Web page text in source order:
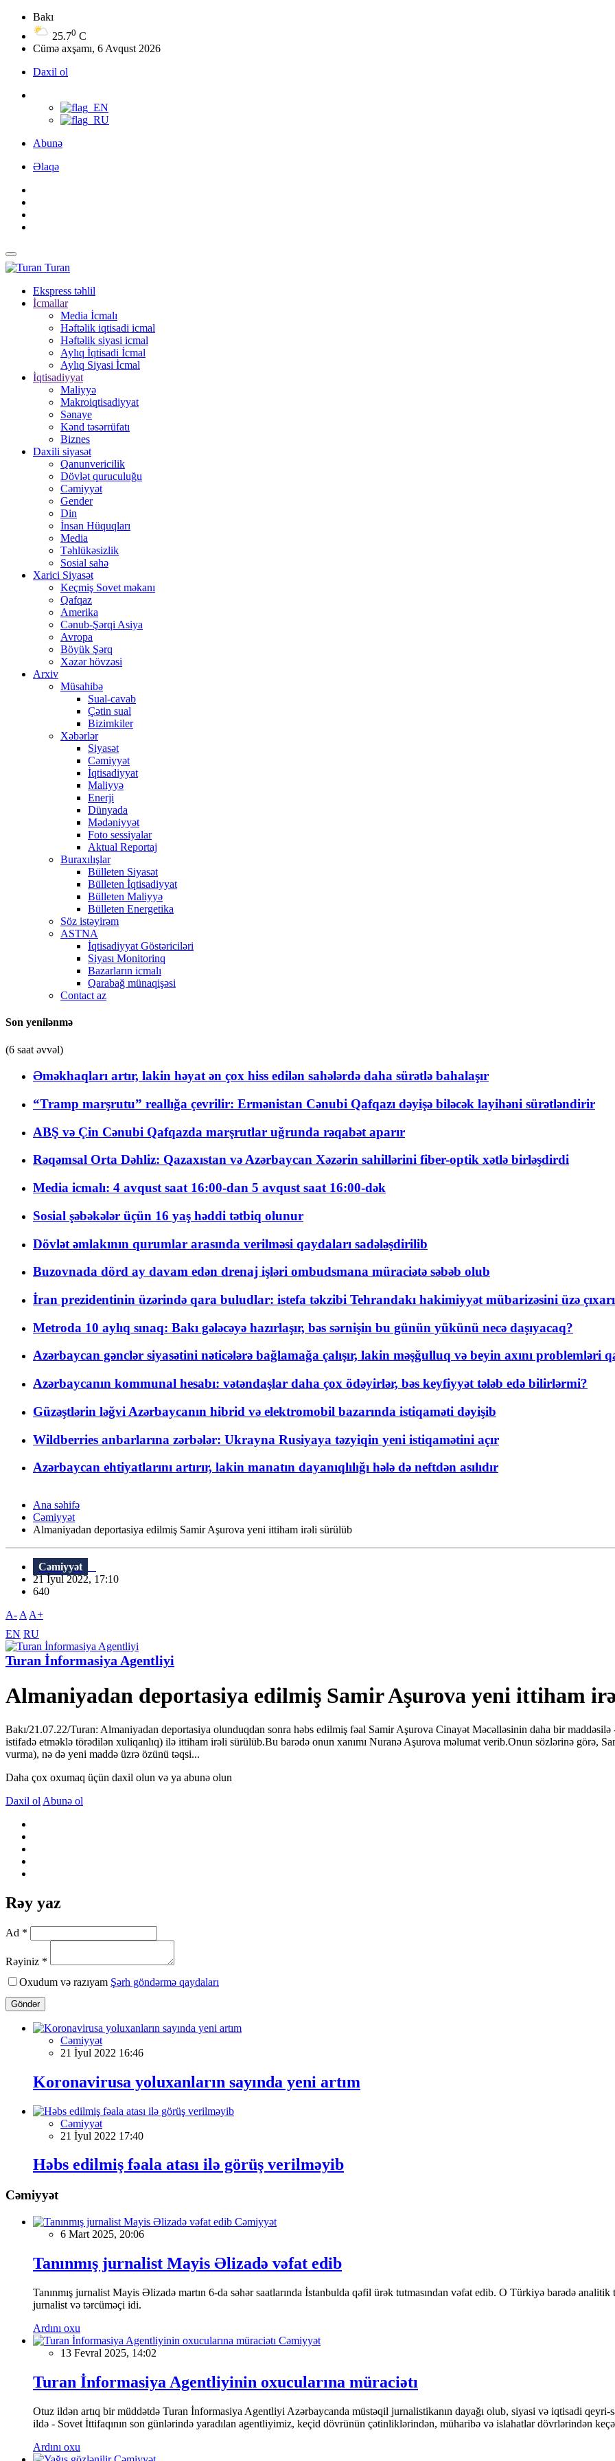
Bakı
25.70 C
Cümə axşamı, 6 Avqust 2026
Daxil ol
Abunə
Əlaqə
Turan
Ekspress təhlil
İcmallar
Media İcmalı
Həftəlik iqtisadi icmal
Həftəlik siyasi icmal
Aylıq İqtisadi İcmal
Aylıq Siyasi İcmal
İqtisadiyyat
Maliyyə
Makroiqtisadiyyat
Sənaye
Kənd təsərrüfatı
Biznes
Daxili siyasət
Qanunvericilik
Dövlət quruculuğu
Cəmiyyət
Gender
Din
İnsan Hüquqları
Media
Təhlükəsizlik
Sosial sahə
Xarici Siyasət
Keçmiş Sovet məkanı
Qafqaz
Amerika
Cənub-Şərqi Asiya
Avropa
Böyük Şərq
Xəzər hövzəsi
Arxiv
Müsahibə
Sual-cavab
Çətin sual
Bizimkiler
Xəbərlər
Siyasət
Cəmiyyət
İqtisadiyyat
Maliyyə
Enerji
Dünyada
Mədəniyyət
Foto sessiyalar
Aktual Reportaj
Buraxılışlar
Bülleten Siyasət
Bülleten İqtisadiyyat
Bülleten Maliyyə
Bülleten Energetika
Söz istəyirəm
ASTNA
İqtisadiyyat Göstəriciləri
Siyası Monitorinq
Bazarların icmalı
Qarabağ münaqişəsi
Contact az
Son yenilənmə
(6 saat əvvəl)
Əməkhaqları artır, lakin həyat ən çox hiss edilən sahələrdə daha sürətlə bahalaşır
“Tramp marşrutu” reallığa çevrilir: Ermənistan Cənubi Qafqazı dəyişə biləcək layihəni sürətləndirir
ABŞ və Çin Cənubi Qafqazda marşrutlar uğrunda rəqabət aparır
Rəqəmsal Orta Dəhliz: Qazaxıstan və Azərbaycan Xəzərin sahillərini fiber-optik xətlə birləşdirdi
Media icmalı: 4 avqust saat 16:00-dan 5 avqust saat 16:00-dək
Sosial şəbəkələr üçün 16 yaş həddi tətbiq olunur
Dövlət əmlakının qurumlar arasında verilməsi qaydaları sadələşdirilib
Buzovnada dörd ay davam edən drenaj işləri ombudsmana müraciətə səbəb olub
İran prezidentinin üzərində qara buludlar: istefa təkzibi Tehrandakı hakimiyyət mübarizəsini üzə
Metroda 10 aylıq sınaq: Bakı gələcəyə hazırlaşır, bəs sərnişin bu günün yükünü necə daşıyacaq?
Azərbaycan gənclər siyasətini nəticələrə bağlamağa çalışır, lakin məşğulluq və beyin axını problemləri
Azərbaycanın kommunal hesabı: vətəndaşlar daha çox ödəyirlər, bəs keyfiyyət tələb edə bilirlərmi?
Güzəştlərin ləğvi Azərbaycanın hibrid və elektromobil bazarında istiqaməti dəyişib
Wildberries anbarlarına zərbələr: Ukrayna Rusiyaya təzyiqin yeni istiqamətini açır
Azərbaycan ehtiyatlarını artırır, lakin manatın dayanıqlılığı hələ də neftdən asılıdır
Ana səhifə
Cəmiyyət
Almaniyadan deportasiya edilmiş Samir Aşurova yeni ittiham irəli sürülüb
Cəmiyyət
21 İyul 2022, 17:10
640
A- A A+
EN RU
Turan İnformasiya Agentliyi
Almaniyadan deportasiya edilmiş Samir Aşurova yeni ittiham
Bakı/21.07.22/Turan: Almaniyadan deportasiya olunduqdan sonra həbs edilmiş fəal Samir Aşurova Cinayət Məcəlləsinin daha bir
istifadə etməklə törədilən xuliqanlıq) ilə ittiham irəli sürülüb.Bu barədə onun xanımı Nuranə Aşurova məlumat verib.Onun sözlərinə görə,
vurma), nə də yeni maddə üzrə özünü təqsi...
Daha çox oxumaq üçün daxil olun və ya abunə olun
Daxil ol Abunə ol
Rəy yaz
Ad *
Rəyiniz *
Oxudum və razıyam Şərh göndərmə qaydaları
Göndər
Cəmiyyət
21 İyul 2022 16:46
Koronavirusa yoluxanların sayında yeni artım
Cəmiyyət
21 İyul 2022 17:40
Həbs edilmiş fəala atası ilə görüş verilməyib
Cəmiyyət
Cəmiyyət
6 Mart 2025, 20:06
Tanınmış jurnalist Mayis Əlizadə vəfat edib
Tanınmış jurnalist Mayis Əlizadə martın 6-da səhər saatlarında İstanbulda qəfil ürək tutmasından vəfat edib. O Türkiyə barədə
jurnalist və tərcüməçi idi.
Ardını oxu
Cəmiyyət
13 Fevral 2025, 14:02
Turan İnformasiya Agentliyinin oxucularına müraciətı
Otuz ildən artıq bir müddətdə Turan İnformasiya Agentliyi Azərbaycanda müstəqil jurnalistikanın dayağı olub, siyasi və iqtisadi
ildə - Sovet İttifaqının son günlərində yaradılan agentliyimiz, keçid dövrünün çətinliklərindən, müharibə və islahatlar dövrlərindən
Ardını oxu